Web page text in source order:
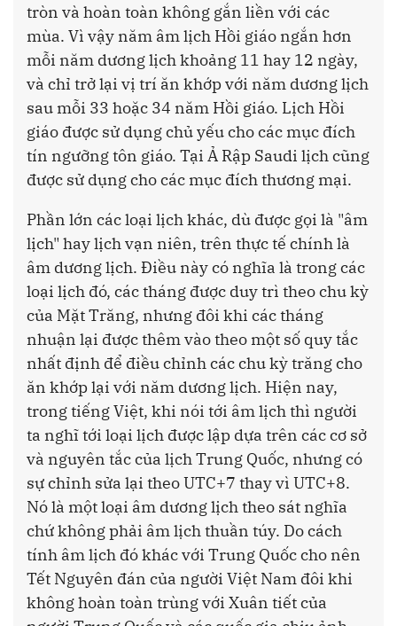
tròn và hoàn toàn không gắn liền với các
mùa. Vì vậy năm âm lịch Hồi giáo ngắn hơn
mỗi năm dương lịch khoảng 11 hay 12 ngày,
và chỉ trở lại vị trí ăn khớp với năm dương lịch
sau mỗi 33 hoặc 34 năm Hồi giáo. Lịch Hồi
giáo được sử dụng chủ yếu cho các mục đích
tín ngưỡng tôn giáo. Tại Ả Rập Saudi lịch cũng
được sử dụng cho các mục đích thương mại.
Phần lớn các loại lịch khác, dù được gọi là "âm
lịch" hay lịch vạn niên, trên thực tế chính là
âm dương lịch. Điều này có nghĩa là trong các
loại lịch đó, các tháng được duy trì theo chu kỳ
của Mặt Trăng, nhưng đôi khi các tháng
nhuận lại được thêm vào theo một số quy tắc
nhất định để điều chỉnh các chu kỳ trăng cho
ăn khớp lại với năm dương lịch. Hiện nay,
trong tiếng Việt, khi nói tới âm lịch thì người
ta nghĩ tới loại lịch được lập dựa trên các cơ sở
và nguyên tắc của lịch Trung Quốc, nhưng có
sự chỉnh sửa lại theo UTC+7 thay vì UTC+8.
Nó là một loại âm dương lịch theo sát nghĩa
chứ không phải âm lịch thuần túy. Do cách
tính âm lịch đó khác với Trung Quốc cho nên
Tết Nguyên đán của người Việt Nam đôi khi
không hoàn toàn trùng với Xuân tiết của